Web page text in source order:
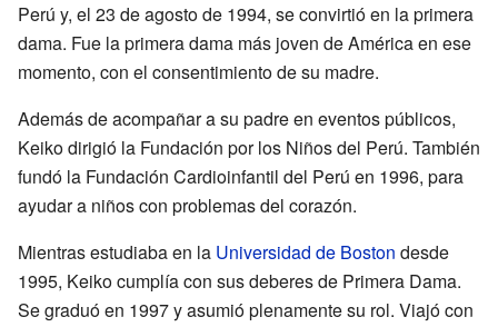
Perú y, el 23 de agosto de 1994, se convirtió en la primera
dama. Fue la primera dama más joven de América en ese
momento, con el consentimiento de su madre.
Además de acompañar a su padre en eventos públicos,
Keiko dirigió la Fundación por los Niños del Perú. También
fundó la Fundación Cardioinfantil del Perú en 1996, para
ayudar a niños con problemas del corazón.
Mientras estudiaba en la Universidad de Boston desde
1995, Keiko cumplía con sus deberes de Primera Dama.
Se graduó en 1997 y asumió plenamente su rol. Viajó con